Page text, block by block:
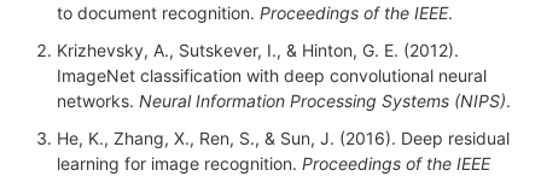
to document recognition. Proceedings of the IEEE.
Krizhevsky, A., Sutskever, I., & Hinton, G. E. (2012).
ImageNet classification with deep convolutional neural
networks. Neural Information Processing Systems (NIPS).
He, K., Zhang, X., Ren, S., & Sun, J. (2016). Deep residual
learning for image recognition. Proceedings of the IEEE